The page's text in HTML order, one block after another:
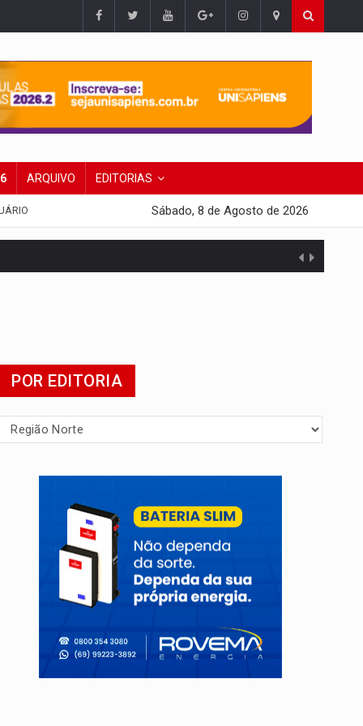
ARQUIVO EDITORIAS
Sábado, 8 de Agosto de 2026
POR EDITORIA